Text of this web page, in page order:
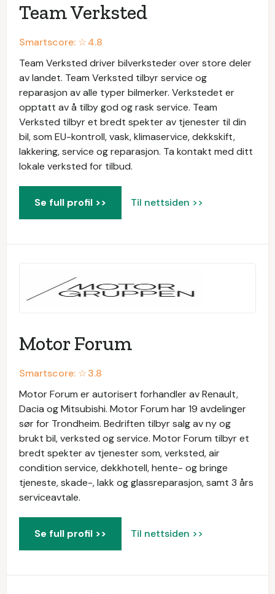
Team Verksted
Smartscore: ☆4.8
Team Verksted driver bilverksteder over store deler
av landet. Team Verksted tilbyr service og
reparasjon av alle typer bilmerker. Verkstedet er
opptatt av å tilby god og rask service. Team
Verksted tilbyr et bredt spekter av tjenester til din
bil, som EU-kontroll, vask, klimaservice, dekkskift,
lakkering, service og reparasjon. Ta kontakt med ditt
lokale verksted for tilbud.
Se full profil >> Til nettsiden >>
Motor Forum
Smartscore: ☆3.8
Motor Forum er autorisert forhandler av Renault,
Dacia og Mitsubishi. Motor Forum har 19 avdelinger
sør for Trondheim. Bedriften tilbyr salg av ny og
brukt bil, verksted og service. Motor Forum tilbyr et
bredt spekter av tjenester som, verksted, air
condition service, dekkhotell, hente- og bringe
tjeneste, skade-, lakk og glassreparasjon, samt 3 års
serviceavtale.
Se full profil >> Til nettsiden >>